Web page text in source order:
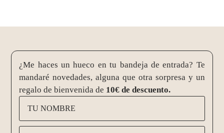
¿Me haces un hueco en tu bandeja de entrada? Te
mandaré novedades, alguna que otra sorpresa y un
regalo de bienvenida de 10€ de descuento.